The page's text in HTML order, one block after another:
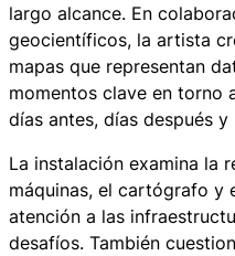
largo alcance. En
geocientíficos, la artista
mapas que representan
momentos clave en torno
días antes, días después y
La instalación examina la
máquinas, el cartógrafo y
atención a las
desafíos. También